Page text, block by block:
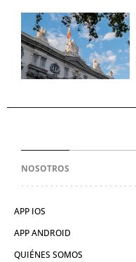
NOSOTROS
APP IOS
APP ANDROID
QUIÉNES SOMOS